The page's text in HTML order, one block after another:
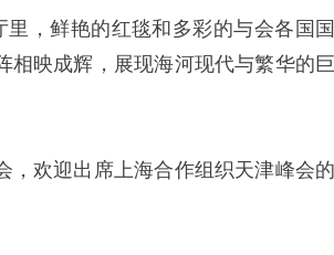
，鲜艳的红毯和多彩的与会各国国
相映成辉，展现海河现代与繁华的巨
欢迎出席上海合作组织天津峰会的